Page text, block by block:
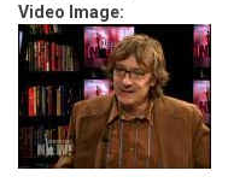
Video Image: